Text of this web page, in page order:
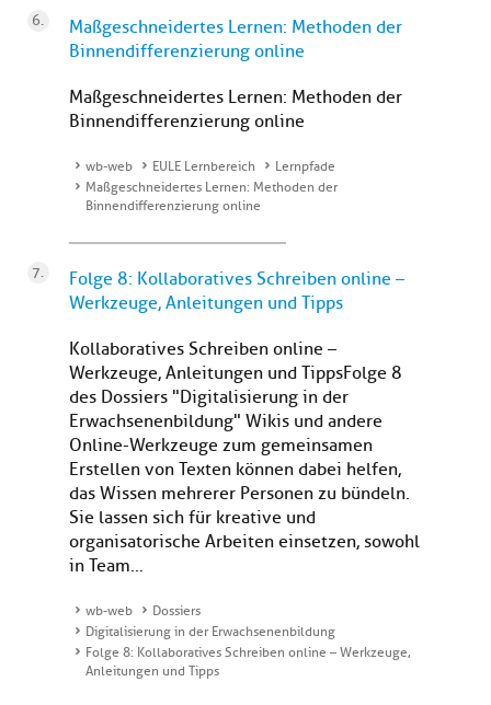
Maßgeschneidertes Lernen: Methoden der
Binnendifferenzierung online
Maßgeschneidertes Lernen: Methoden der
Binnendifferenzierung online
wb-web EULE Lernbereich
Lernpfade
Maßgeschneidertes Lernen: Methoden der
Binnendifferenzierung online
Folge 8: Kollaboratives Schreiben online –
Werkzeuge, Anleitungen und Tipps
Kollaboratives Schreiben online –
Werkzeuge, Anleitungen und Tipps Folge 8
des Dossiers "Digitalisierung in der
Erwachsenenbildung" Wikis und andere
Online-Werkzeuge zum gemeinsamen
Erstellen von Texten können dabei helfen,
das Wissen mehrerer Personen zu bündeln.
Sie lassen sich für kreative und
organisatorische Arbeiten einsetzen, sowohl
in Team...
wb-web
Dossiers
Digitalisierung in der Erwachsenenbildung
Folge 8: Kollaboratives Schreiben online – Werkzeuge,
Anleitungen und Tipps